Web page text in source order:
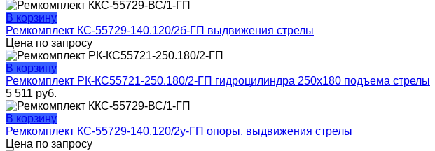
В корзину
Ремкомплект КС-55729-140.120/2б-ГП выдвижения стрелы
Цена по запросу
В корзину
Ремкомплект РК-КС55721-250.180/2-ГП гидроцилиндра 250х180 подъема стрелы
5 511 руб.
В корзину
Ремкомплект КС-55729-140.120/2у-ГП опоры, выдвижения стрелы
Цена по запросу